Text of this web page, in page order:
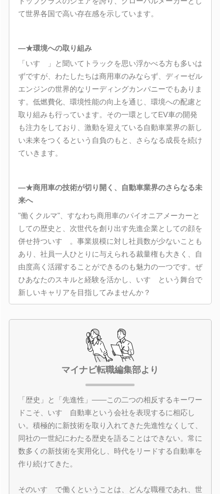
て世界各国で高い存在感を示しています。
―★環境への取り組み
「いすゞ」と聞いてトラックを思い浮かべる方も多いは
ずですが、わたしたちは商用車のみならず、ディーゼル
エンジンの世界的なリーディングカンパニーでもありま
す。低燃費化、環境性能の向上を通じ、環境への配慮と
取り組みも行っています。その一環としてEV車の開発
も注力をしており、激動を迎えている自動車業界の新し
い未来をつくるという自負のもと、さらなる成長を続け
ていきます。
―★商用車の技術が切り開く、自動車業界のさらなる未
来へ
"働くクルマ"、すなわち商用車のパイオニアメーカーと
しての歴史と、次世代を創り出す先進企業としての顔を
併せ持ついすゞ。事業規模に対し社員数が少ないことも
あり、社員一人ひとりに与えられる裁量権も大きく、自
由度高く活躍することができるのも魅力の一つです。ぜ
ひあなたのスキルと経験を活かし、いすゞという舞台で
新しいキャリアを目指してみませんか？
マイナビ転職編集部より
「歴史」と「先進性」――この二つの相反するキーワー
ドこそ、いすゞ自動車という会社を表現するに相応し
い。積極的に新技術を取り入れてきた先進性なくして、
同社の一世紀にわたる歴史を語ることはできない。常に
数多くの新技術を実用化し、時代をリードする自動車を
作り続けてきた。
そのいすゞで働くということは、どんな職種であれ、世